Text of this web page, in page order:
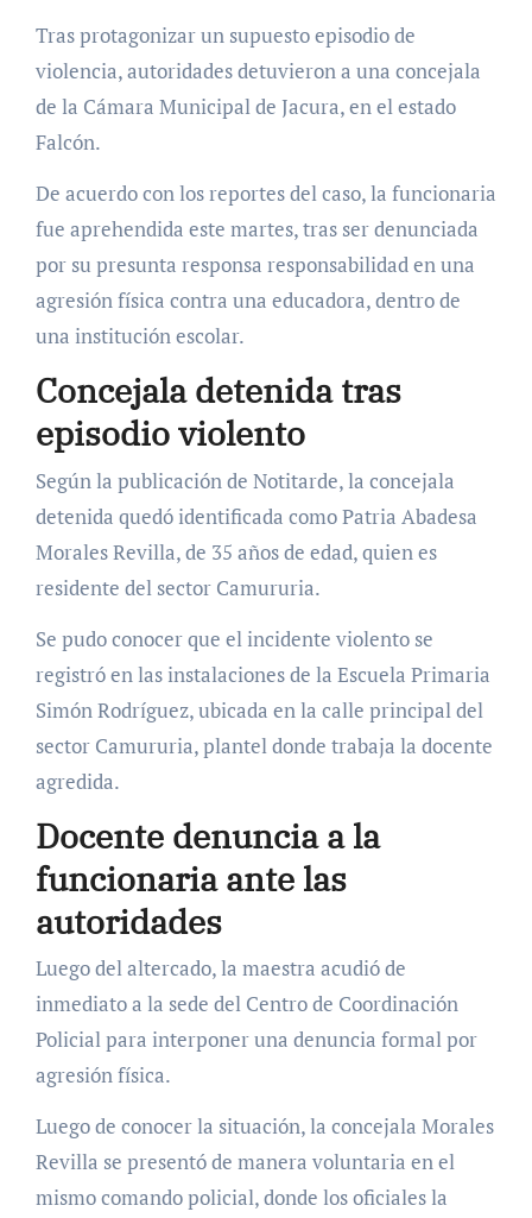
Tras protagonizar un supuesto episodio de
violencia, autoridades detuvieron a una concejala
de la Cámara Municipal de Jacura, en el estado
Falcón.
De acuerdo con los reportes del caso, la funcionaria
fue aprehendida este martes, tras ser denunciada
por su presunta responsa responsabilidad en una
agresión física contra una educadora, dentro de
una institución escolar.
Concejala detenida tras
episodio violento
Según la publicación de Notitarde, la concejala
detenida quedó identificada como Patria Abadesa
Morales Revilla, de 35 años de edad, quien es
residente del sector Camururia.
Se pudo conocer que el incidente violento se
registró en las instalaciones de la Escuela Primaria
Simón Rodríguez, ubicada en la calle principal del
sector Camururia, plantel donde trabaja la docente
agredida.
Docente denuncia a la
funcionaria ante las
autoridades
Luego del altercado, la maestra acudió de
inmediato a la sede del Centro de Coordinación
Policial para interponer una denuncia formal por
agresión física.
Luego de conocer la situación, la concejala Morales
Revilla se presentó de manera voluntaria en el
mismo comando policial, donde los oficiales la